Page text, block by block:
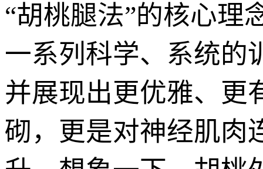
“胡桃腿法”的核心理
一系列科学、系统的
并展现出更优雅、更
砌，更是对神经肌肉